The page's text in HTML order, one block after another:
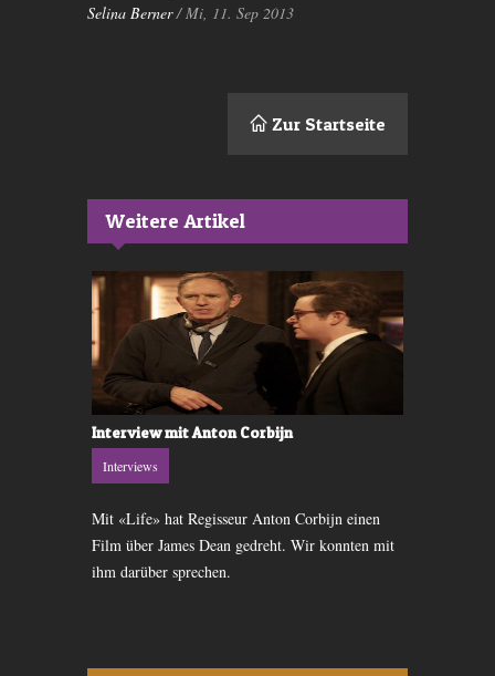
Selina Berner/ Mi, 11. Sep 2013
Zur Startseite
Weitere Artikel
Interview mit Anton Corbijn
Interviews
Mit «Life» hat Regisseur Anton Corbijn einen
Film über James Dean gedreht. Wir konnten mit
ihm darüber sprechen.